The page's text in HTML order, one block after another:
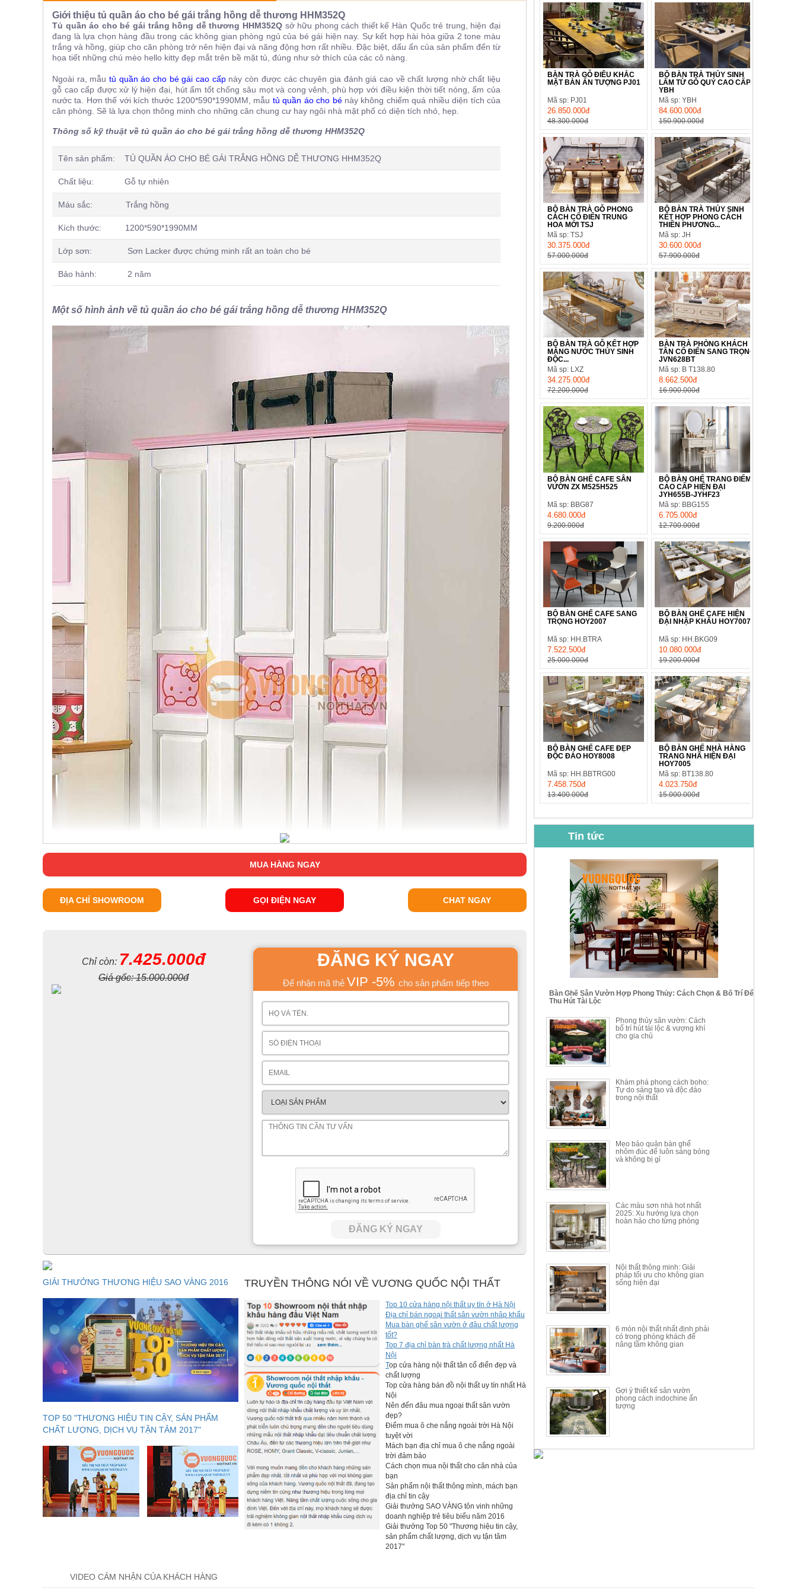
Giới thiệu tủ quần áo cho bé gái trắng hồng dễ thương HHM352Q
Tủ quần áo cho bé gái trắng hồng dễ thương HHM352Qsở hữu phong cách thiết kế Hàn Quốc trẻ trung, hiện đại
đang là lựa chọn hàng đầu trong các không gian phòng ngủ của bé gái hiện nay. Sự kết hợp hài hòa giữa 2 tone màu
trắng và hồng, giúp cho căn phòng trở nên hiện đại và năng động hơn rất nhiều. Đặc biệt, dấu ấn của sản phẩm đến từ
họa tiết những chú mèo hello kitty đẹp mắt trên bề mặt tủ, đúng như sở thích của các cô nàng.
Ngoài ra, mẫutủ quần áo cho bé gái cao cấpnày còn được các chuyên gia đánh giá cao về chất lượng nhờ chất liệu
gỗ cao cấp được xử lý hiện đại, hút ẩm tốt chống sâu mọt và cong vênh, phù hợp với điều kiện thời tiết nóng, ẩm của
nước ta. Hơn thế với kích thước 1200*590*1990MM, mẫu tủ quần áo cho bénày không chiếm quá nhiều diện tích của
căn phòng. Sẽ là lựa chọn thông minh cho những căn chung cư hay ngôi nhà mặt phố có diện tích nhỏ, hẹp.
Thông số kỹ thuật về tủ quần áo cho bé gái trắng hồng dễ thương HHM352Q
Tên sản phẩm: TỦ QUẦN ÁO CHO BÉ GÁI TRẮNG HỒNG DỄ THƯƠNG HHM352Q
Chất liệu: Gỗ tự nhiên
Máu sắc: Trắng hồng
Kích thước: 1200*590*1990MM
Lớp sơn: Sơn Lacker được chứng minh rất an toàn cho bé
Bảo hành: 2 năm
Một số hình ảnh về tủ quần áo cho bé gái trắng hồng dễ thương HHM352Q
MUA HÀNG NGAY
ĐỊA CHỈ SHOWROOM GỌI ĐIỆN NGAY CHAT NGAY
Chỉ còn: 7.425.000đ
Giá gốc:15.000.000đ
ĐĂNG KÝ NGAY
Để nhận mã thẻ VIP -5% cho sản phẩm tiếp theo
ĐĂNG KÝ NGAY
GIẢI THƯỞNG THƯƠNG HIỆU SAO VÀNG 2016
TOP 50 "THƯƠNG HIỆU TIN CẬY, SẢN PHẨM
CHẤT LƯỢNG, DỊCH VỤ TẬN TÂM 2017"
TRUYỀN THÔNG NÓI VỀ VƯƠNG QUỐC NỘI THẤT
Top 10 cửa hàng nội thất uy tín ở Hà Nội
Địa chỉ bán ngoại thất sân vườn nhâp khẩu
Mua bàn ghế sân vườn ở đâu chất lượng
tốt?
Top 7 địa chỉ bàn trà chất lượng nhất Hà
Nội
Top cửa hàng nội thất tân cổ điển đẹp và
chất lượng
Top cửa hàng bán đồ nội thất uy tín nhất Hà
Nội
Nên đến đâu mua ngoại thất sân vườn
đẹp?
Điểm mua ô che nắng ngoài trời Hà Nội
tuyệt vời
Mách bạn địa chỉ mua ô che nắng ngoài
trời đảm bảo
Cách chọn mua nội thất cho căn nhà của
bạn
Sản phẩm nội thất thông mình, mách bạn
địa chỉ tin cậy
Giải thưởng SAO VÀNG tôn vinh những
doanh nghiệp trẻ tiêu biểu năm 2016
Giải thưởng Top 50 "Thương hiệu tin cậy,
sản phẩm chất lượng, dịch vụ tận tâm
2017"
BÀN TRÀ GỖ ĐIÊU KHẮC
MẶT BÀN ẤN TƯỢNG PJ01
Mã sp: PJ01
26.850.000đ
48.300.000đ
BỘ BÀN TRÀ THỦY SINH
LÀM TỪ GỖ QUÝ CAO CẤP
YBH
Mã sp: YBH
84.600.000đ
150.900.000đ
BỘ BÀN TRÀ GỖ PHONG
CÁCH CỔ ĐIỂN TRUNG
HOA MỚI TSJ
Mã sp: TSJ
30.375.000đ
57.000.000đ
BỘ BÀN TRÀ THỦY SINH
KẾT HỢP PHONG CÁCH
THIỀN PHƯƠNG...
Mã sp: JH
30.600.000đ
57.900.000đ
BỘ BÀN TRÀ GỖ KẾT HỢP
MÁNG NƯỚC THỦY SINH
ĐỘC...
Mã sp: LXZ
34.275.000đ
72.200.000đ
BÀN TRÀ PHÒNG KHÁCH
TÂN CỔ ĐIỂN SANG TRỌNG
JVN628BT
Mã sp: B T138.80
8.662.500đ
16.900.000đ
BỘ BÀN GHẾ CAFE SÂN
VƯỜN ZX M525H525
Mã sp: BBG87
4.680.000đ
9.200.000đ
BỘ BÀN GHẾ TRANG ĐIỂM
CAO CẤP HIỆN ĐẠI
JYH655B-JYHF23
Mã sp: BBG155
6.705.000đ
12.700.000đ
BỘ BÀN GHẾ CAFE SANG
TRỌNG HOY2007
Mã sp: HH.BTRA
7.522.500đ
25.000.000đ
BỘ BÀN GHẾ CAFE HIỆN
ĐẠI NHẬP KHẨU HOY7007
Mã sp: HH.BKG09
10.080.000đ
19.200.000đ
BỘ BÀN GHẾ CAFE ĐẸP
ĐỘC ĐÁO HOY8008
Mã sp: HH.BBTRG00
7.458.750đ
13.400.000đ
BỘ BÀN GHẾ NHÀ HÀNG
TRANG NHÃ HIỆN ĐẠI
HOY7005
Mã sp: BT138.80
4.023.750đ
15.000.000đ
BỘ BÀN GHẾ CAFE NHẬP
KHẨU CAO CẤP HOY7006
Mã sp: BT135
14.178.750đ
24.700.000đ
BỘ BÀN TRÀ GỖ TỰ NHIÊN
PHONG CÁCH TRUNG HOA
KIỂU MỚI...
Mã sp: BT138.80
20.250.000đ
39.150.000đ
BỘ BÀN TRÀ GỖ PHONG
CÁCH MỚI KẾT HỢP KHAY
NHÚNG TRÀ YDX
Mã sp: BT150.46
17.617.500đ
34.100.000đ
BỘ BÀN GHẾ CAFE KIỂU
DÁNG ĐƠN GIẢN HIỆN ĐẠI
HOY8010
BÀN GHẾ TRANG ĐIỂM
THÔNG MINH HIỆN ĐẠI
TÍCH HỢP SẠC...
Mã sp: HH.BTD08
6.510.000đ
BỘ BÀN ĂN ĐẢO MẶT ĐÁ
PHIẾN AK3699
Tin tức
Bàn Ghế Sân Vườn Hợp Phong Thủy: Cách Chọn & Bố Trí Để
Thu Hút Tài Lộc
Phong thủy sân vườn: Cách
bố trí hút tài lộc & vượng khí
cho gia chủ
Khám phá phong cách boho:
Tự do sáng tạo và độc đáo
trong nội thất
Mẹo bảo quản bàn ghế
nhôm đúc để luôn sáng bóng
và không bị gỉ
Các màu sơn nhà hot nhất
2025: Xu hướng lựa chọn
hoàn hảo cho từng phòng
Nội thất thông minh: Giải
pháp tối ưu cho không gian
sống hiện đại
6 món nội thất nhất định phải
có trong phòng khách để
nâng tầm không gian
Gợi ý thiết kế sân vườn
phong cách indochine ấn
tượng
VIDEO CẢM NHẬN CỦA KHÁCH HÀNG